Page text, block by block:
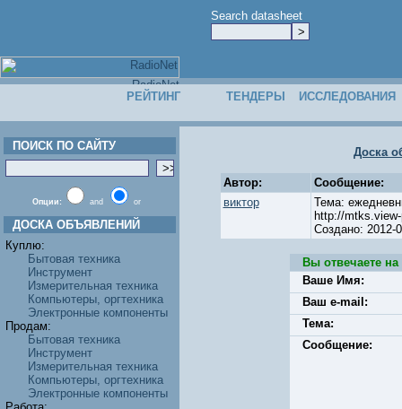
Search datasheet
РЕЙТИНГ ТЕНДЕРЫ ИССЛЕДОВАНИЯ
ПОИСК ПО САЙТУ
Опции: and or
ДОСКА ОБЪЯВЛЕНИЙ
Куплю:
Бытовая техника
Инструмент
Измерительная техника
Компьютеры, оргтехника
Электронные компоненты
Продам:
Бытовая техника
Инструмент
Измерительная техника
Компьютеры, оргтехника
Электронные компоненты
Доска
Автор:
Сообщение:
виктор
Тема:
http://
Создано:
Вы отвечаете
Ваше Имя:
Ваш e-mail:
Тема:
Сообщение: